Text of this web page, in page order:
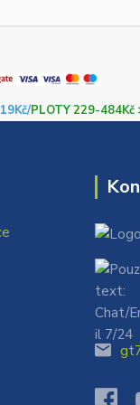
PLOTY 229-484Kč